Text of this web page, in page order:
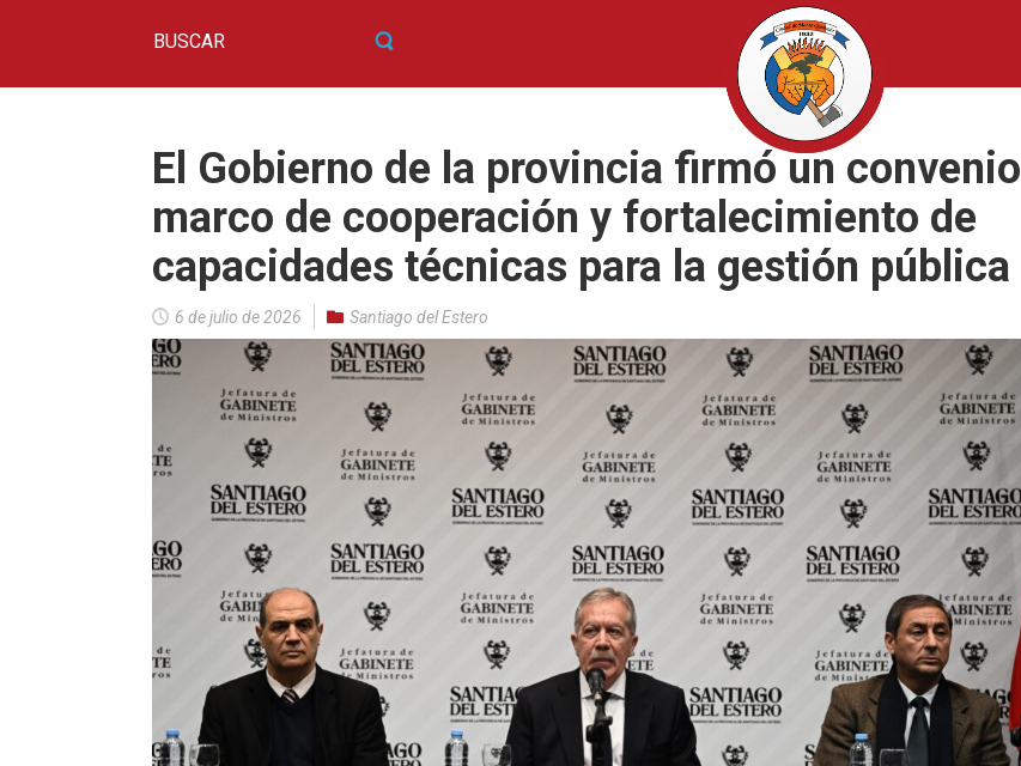
El Gobierno de la provincia firmó un convenio
marco de cooperación y fortalecimiento de
capacidades técnicas para la gestión pública
6 de julio de 2026 Santiago del Estero